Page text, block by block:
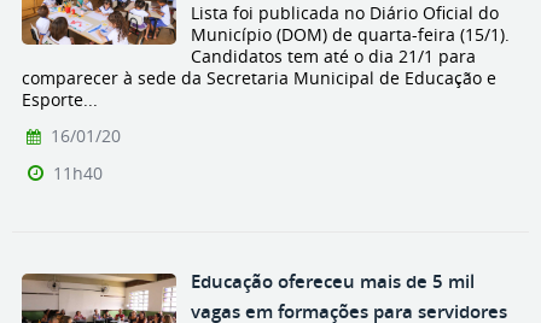
Lista foi publicada no Diário Oficial do
Município (DOM) de quarta-feira (15/1).
Candidatos tem até o dia 21/1 para
comparecer à sede da Secretaria Municipal de Educação e
Esporte...
16/01/20
11h40
Educação ofereceu mais de 5 mil
vagas em formações para servidores